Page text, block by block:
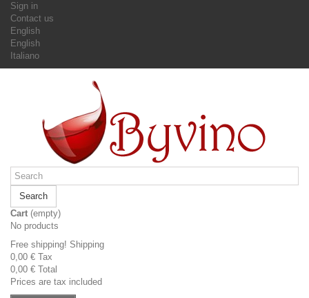
Sign in
Contact us
English
English
Italiano
Search
Cart (empty)
No products
Free shipping! Shipping
0,00 € Tax
0,00 € Total
Prices are tax included